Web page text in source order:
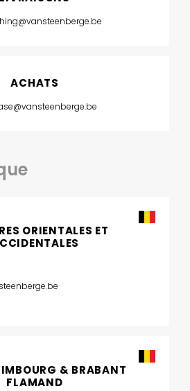
ACHATS
ORIENTALES ET
& BRABANT
FLAMAND